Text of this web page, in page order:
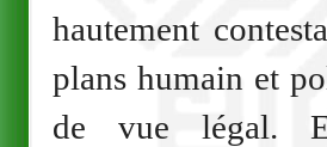
hautement
plans humain et
de vue légal.